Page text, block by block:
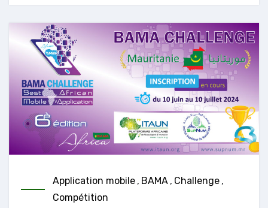
Application mobile , BAMA , Challenge ,
Compétition